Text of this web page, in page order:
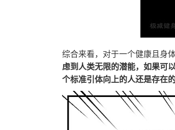
综合来看，对于一个健康且身
虑到人类无限的潜能，如果可
个标准引体向上的人还是存在的